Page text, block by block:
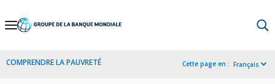
Skip
Navigation
COMPRENDRE LA PAUVRETÉ Cette page en : Français